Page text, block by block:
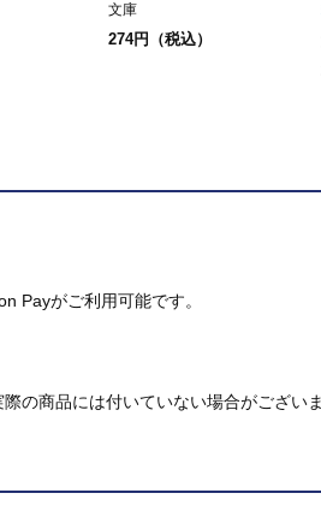
文庫
274円（税込）
Payがご利用可能です。
の商品には付いていない場合がございま